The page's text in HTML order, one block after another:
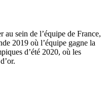
sein de l’équipe de France,
2019 où l’équipe gagne la
d’été 2020, où les